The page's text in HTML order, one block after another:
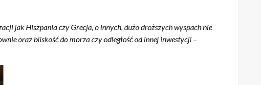
jak Hiszpania czy Grecja, o innych, dużo droższych wyspach nie
oraz bliskość do morza czy odległość od innej inwestycji –